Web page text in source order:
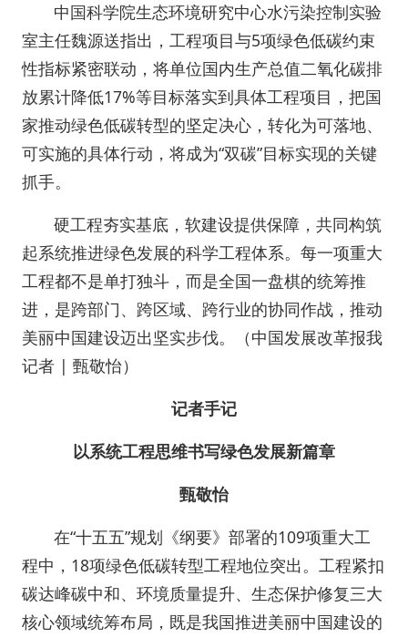
中国科学院生态环境研究中心水污染控制实验
室主任魏源送指出，工程项目与5项绿色低碳约束
性指标紧密联动，将单位国内生产总值二氧化碳排
放累计降低17%等目标落实到具体工程项目，把国
家推动绿色低碳转型的坚定决心，转化为可落地、
可实施的具体行动，将成为“双碳”目标实现的关键
抓手。
硬工程夯实基底，软建设提供保障，共同构筑
起系统推进绿色发展的科学工程体系。每一项重大
工程都不是单打独斗，而是全国一盘棋的统筹推
进，是跨部门、跨区域、跨行业的协同作战，推动
美丽中国建设迈出坚实步伐。（中国发展改革报我
记者 | 甄敬怡）
记者手记
以系统工程思维书写绿色发展新篇章
甄敬怡
在“十五五”规划《纲要》部署的109项重大工
程中，18项绿色低碳转型工程地位突出。工程紧扣
碳达峰碳中和、环境质量提升、生态保护修复三大
核心领域统筹布局，既是我国推进美丽中国建设的